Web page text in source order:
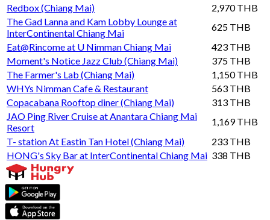
Redbox (Chiang Mai)
2,970 THB
The Gad Lanna and Kam Lobby Lounge at
InterContinental Chiang Mai
625 THB
Eat@Rincome at U Nimman Chiang Mai
423 THB
Moment's Notice Jazz Club (Chiang Mai)
375 THB
The Farmer's Lab (Chiang Mai)
1,150 THB
WHYs Nimman Cafe & Restaurant
563 THB
Copacabana Rooftop diner (Chiang Mai)
313 THB
JAO Ping River Cruise at Anantara Chiang Mai
Resort
1,169 THB
T- station At Eastin Tan Hotel (Chiang Mai)
233 THB
HONG's Sky Bar at InterContinental Chiang Mai 338 THB